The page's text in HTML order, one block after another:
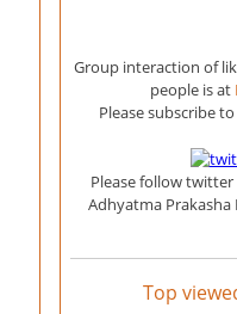
Group interaction of
people is at
Please subscribe
Please follow
Adhyatma Prakasha
Top